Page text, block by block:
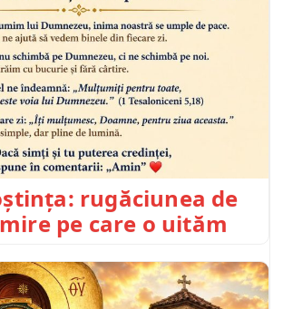
rugăciunea de
pe care o uităm